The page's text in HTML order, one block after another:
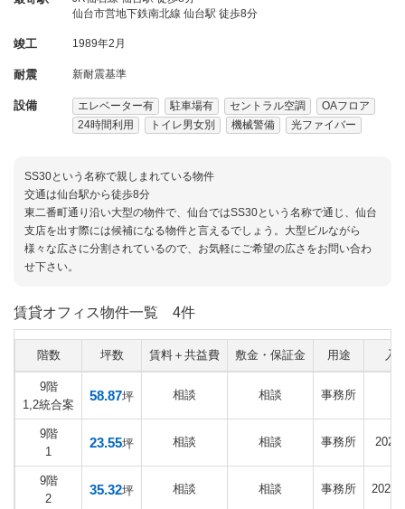
仙台市営地下鉄南北線 仙台駅 徒歩8分
竣工 1989年2月
耐震 新耐震基準
設備 エレベーター有 駐車場有 セントラル空調
OAフロア
24時間利用
トイレ男女別 機械警備 光ファイバー
SS30という名称で親しまれている物件
交通は仙台駅から徒歩8分
東二番町通り沿い大型の物件で、仙台ではSS30という名称で通じ、仙台
支店を出す際には候補になる物件と言えるでしょう。大型ビルながら
様々な広さに分割されているので、お気軽にご希望の広さをお問い合わ
せ下さい。
賃貸オフィス物件一覧 4件
階数 坪数 賃料＋共益費 敷金・保証金 用途 入
9階
1,2統合案
58.87坪 相談 相談 事務所
9階
1
23.55坪 相談 相談 事務所 2026
9階
2
35.32坪 相談 相談 事務所 2026